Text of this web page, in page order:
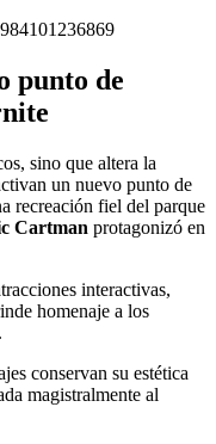
punto de
sino que altera la
un nuevo punto de
recreación fiel del parque
Cartman protagonizó en
interactivas,
homenaje a los
conservan su estética
magistralmente al